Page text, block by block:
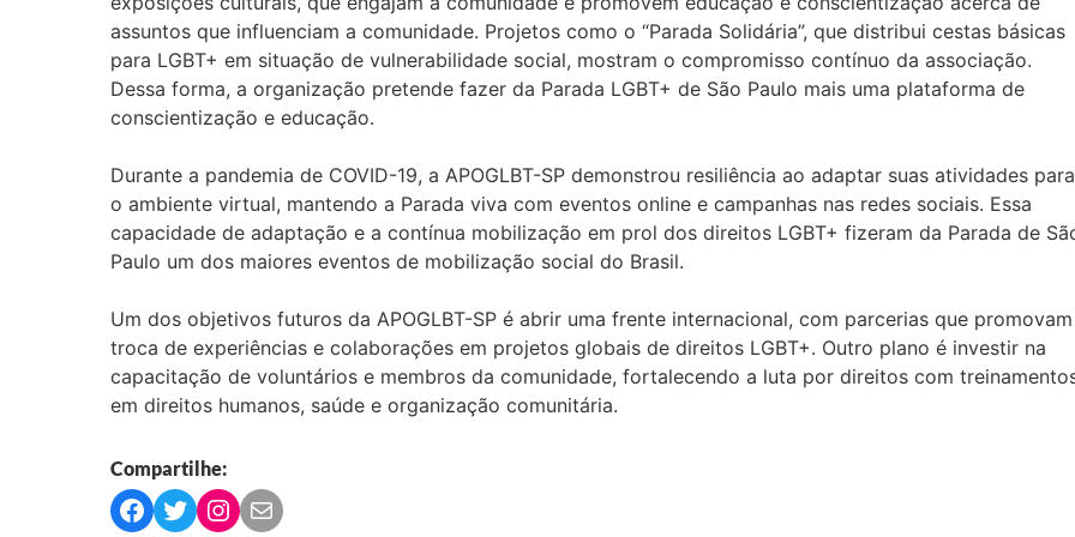
assuntos que influenciam a comunidade. Projetos como o “Parada Solidária”, que distribui cestas básicas
para LGBT+ em situação de vulnerabilidade social, mostram o compromisso contínuo da associação.
Dessa forma, a organização pretende fazer da Parada LGBT+ de São Paulo mais uma plataforma de
conscientização e educação.
Durante a pandemia de COVID-19, a APOGLBT-SP demonstrou resiliência ao adaptar suas atividades para
o ambiente virtual, mantendo a Parada viva com eventos online e campanhas nas redes sociais. Essa
capacidade de adaptação e a contínua mobilização em prol dos direitos LGBT+ fizeram da Parada de
Paulo um dos maiores eventos de mobilização social do Brasil.
Um dos objetivos futuros da APOGLBT-SP é abrir uma frente internacional, com parcerias que
troca de experiências e colaborações em projetos globais de direitos LGBT+. Outro plano é investir na
capacitação de voluntários e membros da comunidade, fortalecendo a luta por direitos com
em direitos humanos, saúde e organização comunitária.
Compartilhe:
C
C
C
C